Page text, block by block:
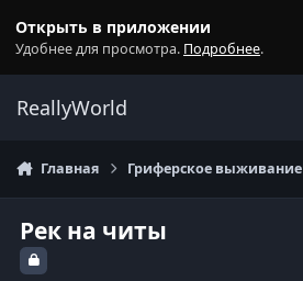
Открыть в приложении
Удобнее для просмотра. Подробнее.
ReallyWorld
Главная Гриферское выживание
Рек на читы